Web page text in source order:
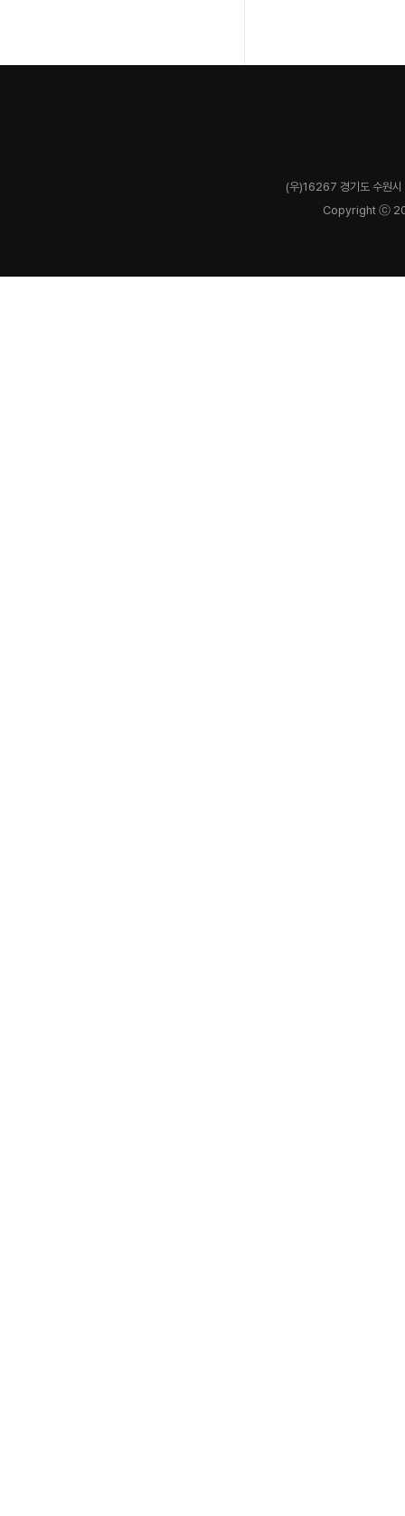
(우)16267 경기도 수원
Copyright ⓒ